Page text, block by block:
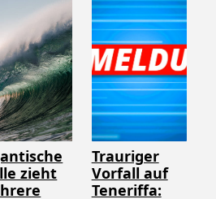
zieht
Trauriger
Vorfall auf
Teneriffa: